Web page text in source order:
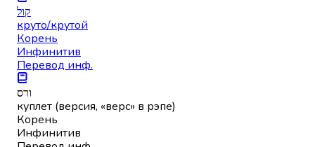
קול
круто/крутой
Корень
Инфинитив
Перевод инф.
ורס
куплет (версия, «верс» в рэпе)
Корень
Инфинитив